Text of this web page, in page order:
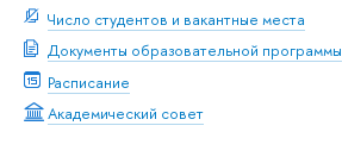
Число студентов и вакантные места
Документы образовательной программы
Расписание
Академический совет